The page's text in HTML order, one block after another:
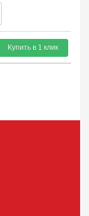
Купить в 1 клик